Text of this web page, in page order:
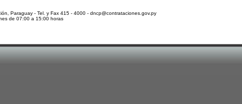
Paraguay - Tel. y Fax 415 - 4000 - dncp@contrataciones.gov.py
de 07:00 a 15:00 horas